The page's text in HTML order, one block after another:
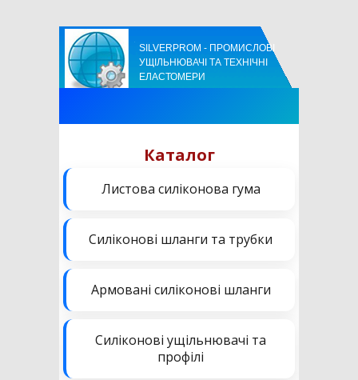
SILVERPROM - ПРОМИСЛОВІ
УЩІЛЬНЮВАЧІ ТА ТЕХНІЧНІ
ЕЛАСТОМЕРИ
Каталог
Листова силіконова гума
Силіконові шланги та трубки
Армовані силіконові шланги
Силіконові ущільнювачі та
профілі